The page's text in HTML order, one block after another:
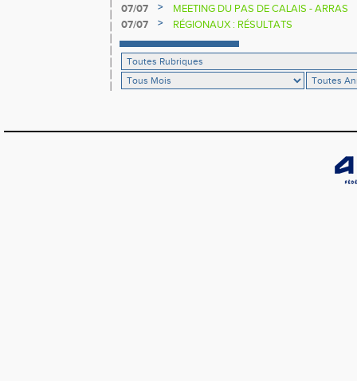
07/07
>
MEETING DU PAS DE CALAIS - ARRAS
07/07
> RÉGIONAUX : RÉSULTATS